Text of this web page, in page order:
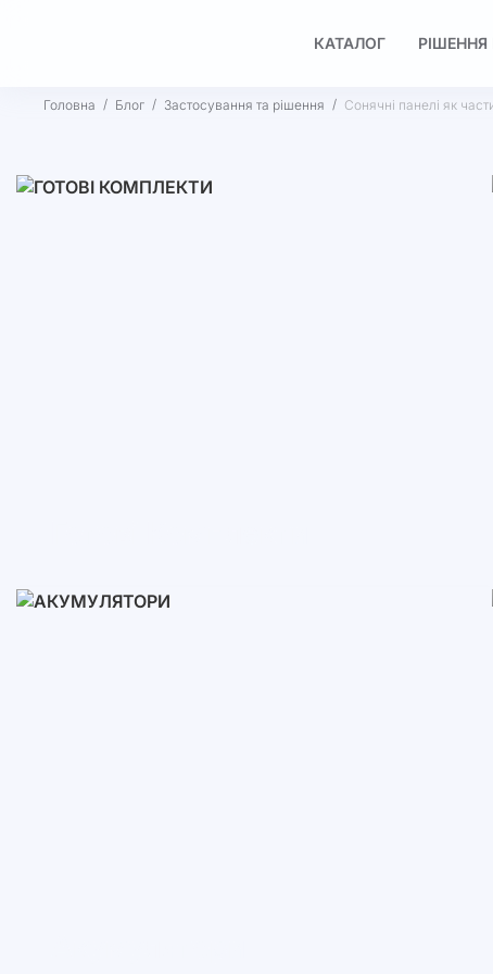
КАТАЛОГ
Головна Блог Застосування та рішення Сонячні панелі як
3-10 кВт